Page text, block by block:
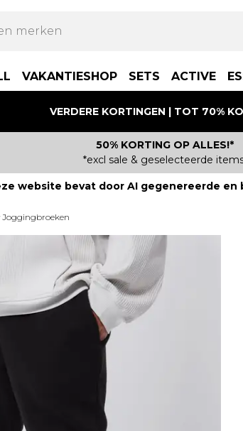
VAKANTIESHOP SETS ACTIVE
VERDERE KORTINGEN | TOT 70%
50% KORTING OP ALLES!*
*excl sale & geselecteerde
website bevat door AI gegenereerde
Joggingbroeken